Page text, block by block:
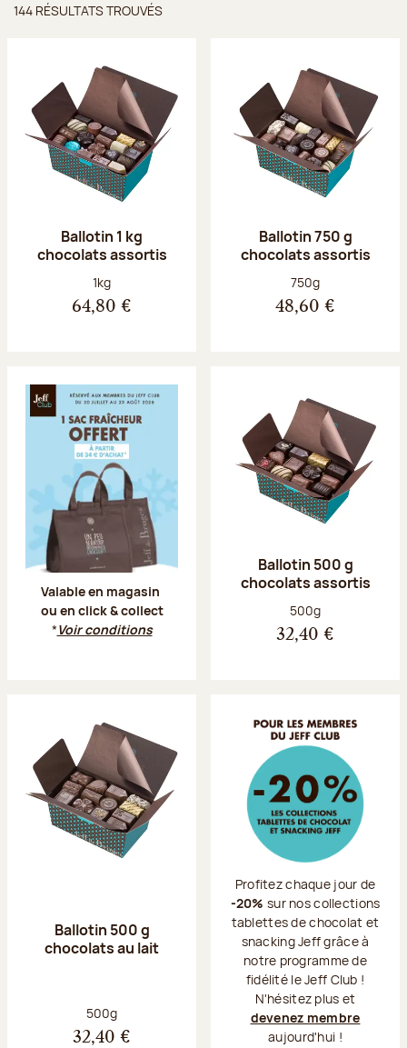
144 RÉSULTATS TROUVÉS
Ballotin 1 kg
chocolats assortis
Poids net :
1kg
64,80 €
Ballotin 750 g
chocolats assortis
Poids net :
750g
48,60 €
Valable en magasin
ou en click & collect
*Voir conditions
Ballotin 500 g
chocolats assortis
Poids net :
500g
32,40 €
Ballotin 500 g
chocolats au lait
Poids net :
500g
32,40 €
Profitez chaque jour de
-20% sur nos collections
tablettes de chocolat et
snacking Jeff grâce à
notre programme de
fidélité le Jeff Club !
N'hésitez plus et
devenez membre
aujourd'hui !